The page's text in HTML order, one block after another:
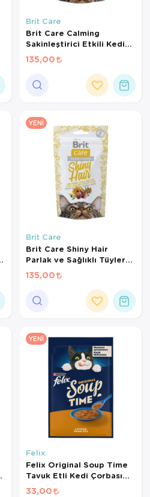
Brit Care
Brit Care Calming
Sakinleştirici Etkili Kedi
Ödül Maması 50gr
135,00
YENI
Brit Care
Brit Care Shiny Hair
Parlak ve Sağlıklı Tüyler
için Tahılsız Kedi Ödül
Maması 50gr
135,00
YENI
Felix
Felix Original Soup Time
Tavuk Etli Kedi Çorbası
48 Gr
33,00